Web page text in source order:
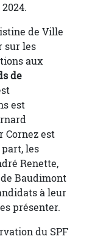
de Ville
sur les
aux
de
est
Cornez est
les
Renette,
Baudimont
à leur
présenter.
du SPF